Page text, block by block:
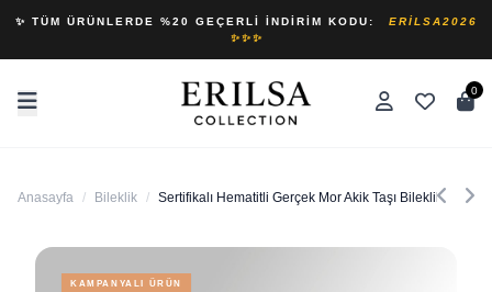
✨ TÜM ÜRÜNLERDE %20 GEÇERLI İNDIRIM KODU:
ERILSA2026
✨✨✨
0
Anasayfa / Bileklik / Sertifikalı Hematitli Gerçek Mor Akik Taşı Bileklik -
KAMPANYALI ÜRÜN